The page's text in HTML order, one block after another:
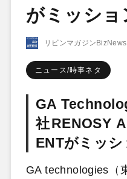
がミッショ
リビンマガジンBizNews
ニュース/時事ネタ
GA
社RENOSY
ENTがミッシ
GA technologies（